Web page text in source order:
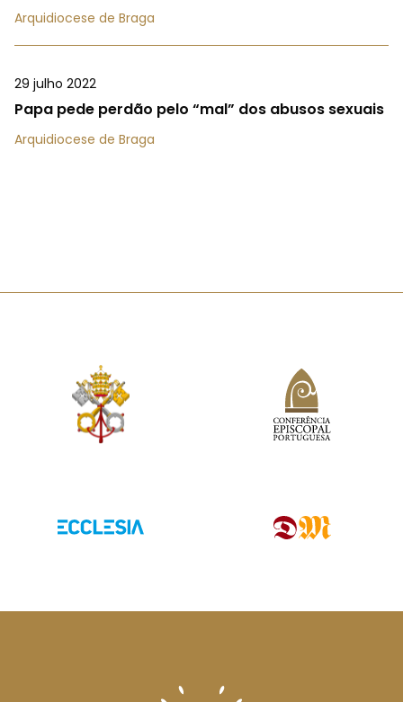
Arquidiocese de Braga
29 julho 2022
Papa pede perdão pelo “mal” dos abusos sexuais
Arquidiocese de Braga